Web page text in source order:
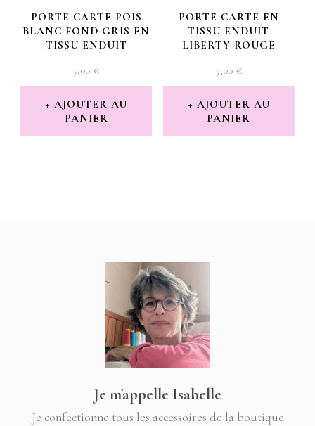
PORTE CARTE POIS
BLANC FOND GRIS EN
TISSU ENDUIT
7,00 €
AJOUTER AU
PANIER
PORTE CARTE EN
TISSU ENDUIT
LIBERTY ROUGE
7,00 €
AJOUTER AU
PANIER
Je m'appelle Isabelle
Je confectionne tous les accessoires de la boutique